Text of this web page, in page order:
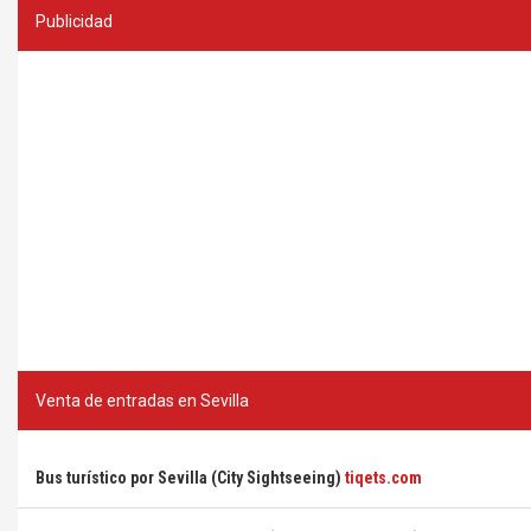
Publicidad
Venta de entradas en Sevilla
Bus turístico por Sevilla (City Sightseeing) tiqets.com